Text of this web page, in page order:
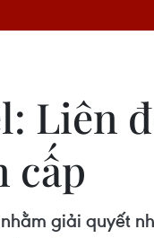
Liên
cấp
giải quyết